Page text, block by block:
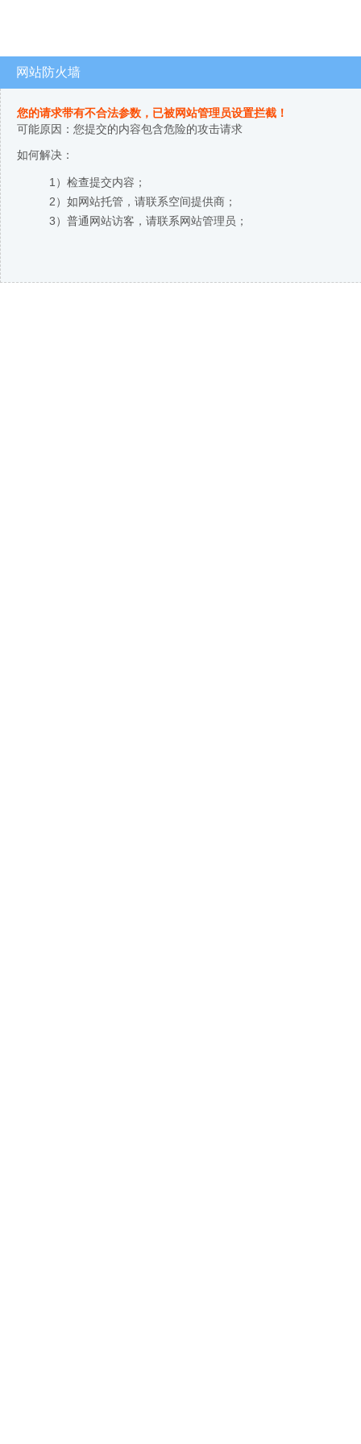
网站防火墙
您的请求带有不合法参数，已被网站管理员设置拦截！
可能原因：您提交的内容包含危险的攻击请求
如何解决：
1）检查提交内容；
2）如网站托管，请联系空间提供商；
3）普通网站访客，请联系网站管理员；